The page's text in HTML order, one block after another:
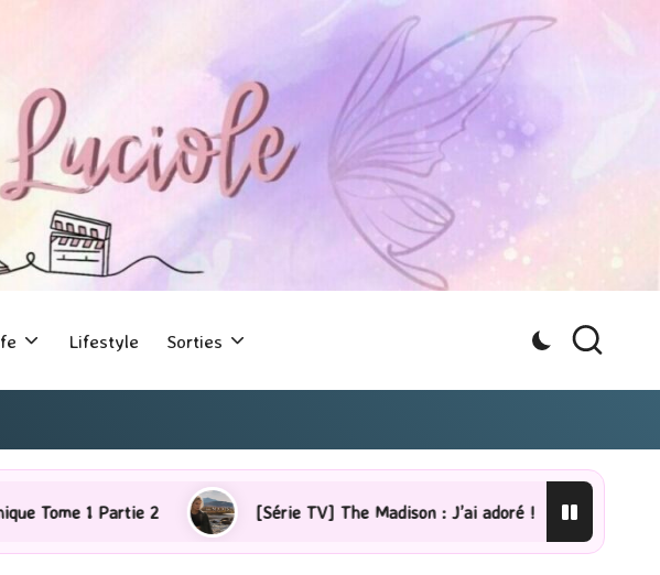
Lifestyle Sorties
2 [Série TV] The Madison : J’ai adoré ! [Lecture] La